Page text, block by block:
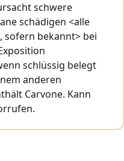
schwere
schädigen <alle
sofern bekannt> bei
schlüssig belegt
anderen
Carvone. Kann